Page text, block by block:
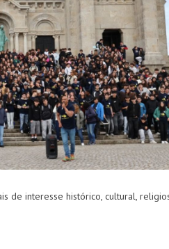
de interesse histórico, cultural,